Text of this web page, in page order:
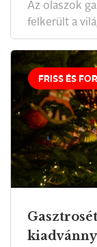
Az olaszok
felkerült a
FRISS ÉS